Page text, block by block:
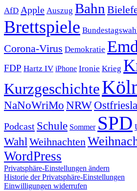
AfD Apple Auszug Bahn
Brettspiele
Corona-Virus Demokratie
FDP Hartz IV iPhone Ironie Krieg
Kurzgeschichte
NaNoWriMo NRW
Podcast Schule Sommer SPD
WahlWeihnachten
WordPress
Privatsphäre-Einstellungen ändern
Historie der Privatsphäre-Einstellungen
Einwilligungen widerrufen